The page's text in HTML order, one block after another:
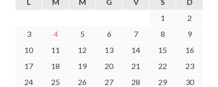
1
2
3
4 5 6 7 8
9
10
11 12 13 14 15
16
17
18 19 20 21 22
23
24
25 26 27 28 29
30